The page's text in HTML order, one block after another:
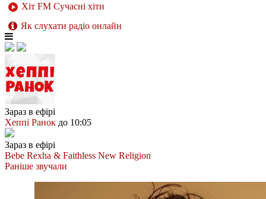
Хіт FM Сучасні хіти
Як слухати радіо онлайн
Зараз в ефірі
Хеппі Ранок до 10:05
Зараз в ефірі
Bebe Rexha & Faithless New Religion
Раніше звучали